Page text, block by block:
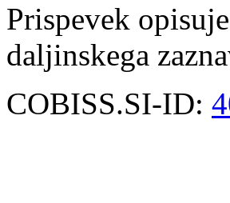
Prispevek
daljinskega
COBISS.SI-ID: